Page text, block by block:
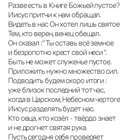
Разве есть в Книге Божьей
Иисус притчи к нам обращал.
Видеть в нас Он хотел лишь
Тем, кто верен, венец обещал.
Он сказал :" Ты оставь всё земное
и безропотно крест свой неси ".
Быть не может служенье пустое.
Приложить нужно множество сил.
Подводить будем скоро итоги :
уже близок последний тот час,
когда в Царском, Небесном чертоге
Иисус разделять будет нас.
Кто овца, кто козёл - твёрдо знает
и не дрогнет святая рука.
Пусть сегодня себя проверяет